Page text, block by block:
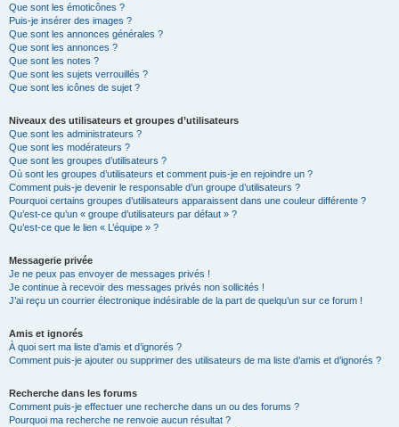
Que sont les émoticônes ?
Puis-je insérer des images ?
Que sont les annonces générales ?
Que sont les annonces ?
Que sont les notes ?
Que sont les sujets verrouillés ?
Que sont les icônes de sujet ?
Niveaux des utilisateurs et groupes d’utilisateurs
Que sont les administrateurs ?
Que sont les modérateurs ?
Que sont les groupes d’utilisateurs ?
Où sont les groupes d’utilisateurs et comment puis-je en rejoindre un ?
Comment puis-je devenir le responsable d’un groupe d’utilisateurs ?
Pourquoi certains groupes d’utilisateurs apparaissent dans une couleur différente ?
Qu’est-ce qu’un « groupe d’utilisateurs par défaut » ?
Qu’est-ce que le lien « L’équipe » ?
Messagerie privée
Je ne peux pas envoyer de messages privés !
Je continue à recevoir des messages privés non sollicités !
J’ai reçu un courrier électronique indésirable de la part de quelqu’un sur ce forum !
Amis et ignorés
À quoi sert ma liste d’amis et d’ignorés ?
Comment puis-je ajouter ou supprimer des utilisateurs de ma liste d’amis et d’ignorés ?
Recherche dans les forums
Comment puis-je effectuer une recherche dans un ou des forums ?
Pourquoi ma recherche ne renvoie aucun résultat ?